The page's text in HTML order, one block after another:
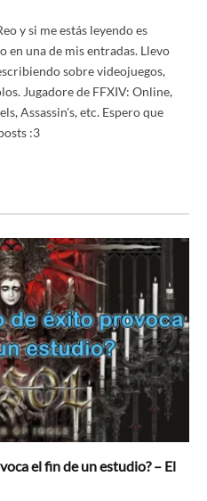
y si me estás leyendo es
en una de mis entradas. Llevo
sobre videojuegos,
Jugadore de FFXIV: Online,
Assassin's, etc. Espero que
:3
el fin de un estudio? – El